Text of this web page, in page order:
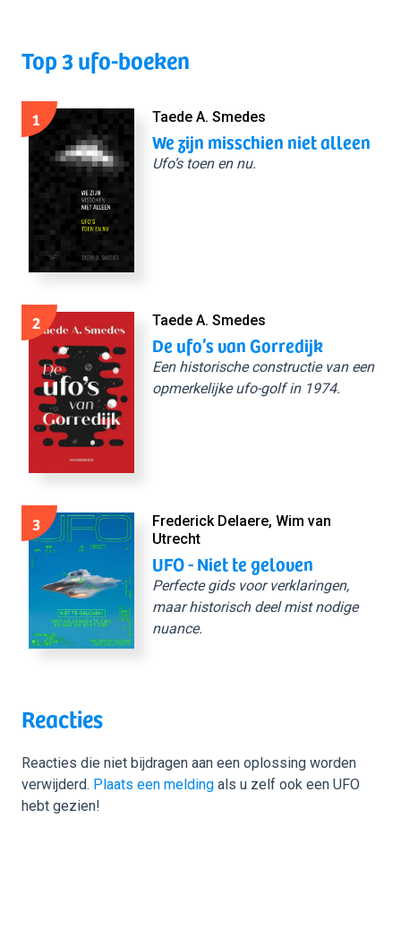
Top 3 ufo-boeken
1 Taede A. Smedes
We zijn misschien niet alleen
Ufo’s toen en nu.
2 Taede A. Smedes
De ufo’s van Gorredijk
Een historische constructie van een
opmerkelijke ufo-golf in 1974.
3
Frederick Delaere, Wim van
Utrecht
UFO - Niet te geloven
Perfecte gids voor verklaringen,
maar historisch deel mist nodige
nuance.
Reacties
Reacties die niet bijdragen aan een oplossing worden
verwijderd. Plaats een melding als u zelf ook een UFO
hebt gezien!